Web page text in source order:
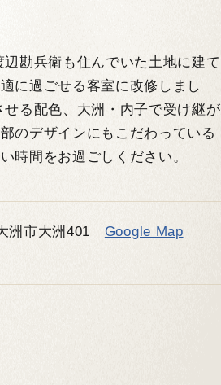
勘兵衛も住んでいた土地に建て
に過ごせる客室に改修しまし
る配色、大洲・内子で受け継が
のデザインにもこだわっている
時間をお過ごしください。
洲市大洲401 Google Map